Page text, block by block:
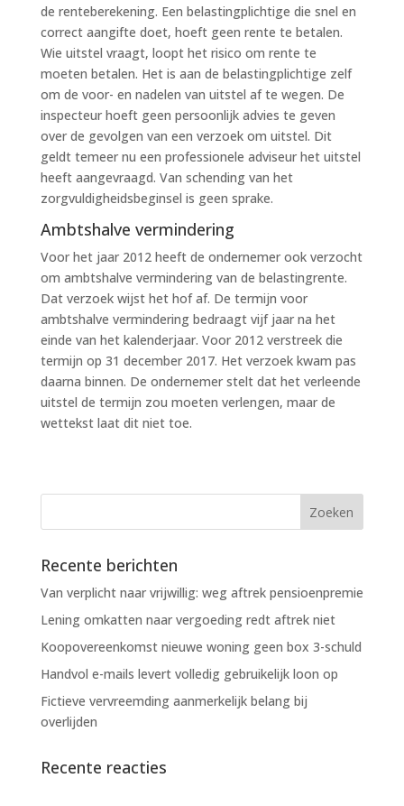
de renteberekening. Een belastingplichtige die snel en
correct aangifte doet, hoeft geen rente te betalen.
Wie uitstel vraagt, loopt het risico om rente te
moeten betalen. Het is aan de belastingplichtige zelf
om de voor- en nadelen van uitstel af te wegen. De
inspecteur hoeft geen persoonlijk advies te geven
over de gevolgen van een verzoek om uitstel. Dit
geldt temeer nu een professionele adviseur het uitstel
heeft aangevraagd. Van schending van het
zorgvuldigheidsbeginsel is geen sprake.
Ambtshalve vermindering
Voor het jaar 2012 heeft de ondernemer ook verzocht
om ambtshalve vermindering van de belastingrente.
Dat verzoek wijst het hof af. De termijn voor
ambtshalve vermindering bedraagt vijf jaar na het
einde van het kalenderjaar. Voor 2012 verstreek die
termijn op 31 december 2017. Het verzoek kwam pas
daarna binnen. De ondernemer stelt dat het verleende
uitstel de termijn zou moeten verlengen, maar de
wettekst laat dit niet toe.
Recente berichten
Van verplicht naar vrijwillig: weg aftrek pensioenpremie
Lening omkatten naar vergoeding redt aftrek niet
Koopovereenkomst nieuwe woning geen box 3-schuld
Handvol e-mails levert volledig gebruikelijk loon op
Fictieve vervreemding aanmerkelijk belang bij
overlijden
Recente reacties